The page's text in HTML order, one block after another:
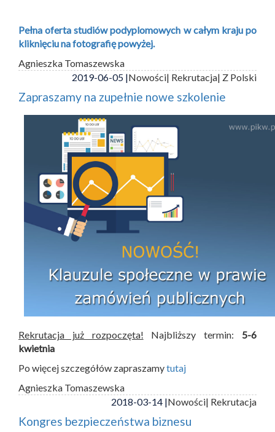
Pełna oferta studiów podyplomowych w całym kraju po
kliknięciu na fotografię powyżej.
Agnieszka Tomaszewska
2019-06-05 |Nowości| Rekrutacja| Z Polski
Zapraszamy na zupełnie nowe szkolenie
Rekrutacja już rozpoczęta! Najbliższy termin: 5-6
kwietnia
Po więcej szczegółów zapraszamytutaj
Agnieszka Tomaszewska
2018-03-14 |Nowości| Rekrutacja
Kongres bezpieczeństwa biznesu